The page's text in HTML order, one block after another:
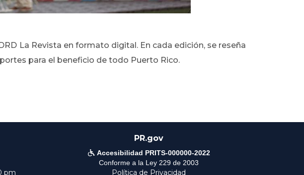
La Revista en formato digital. En cada edición, se reseña
para el beneficio de todo Puerto Rico.
pm
PR.gov
 Accesibilidad PRITS-000000-2022
Conforme a la Ley 229 de 2003
Política de Privacidad